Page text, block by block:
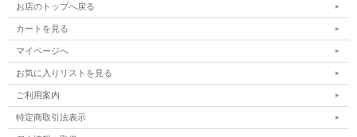
お店のトップへ戻る
カートを見る
マイページへ
お気に入りリストを見る
ご利用案内
特定商取引法表示